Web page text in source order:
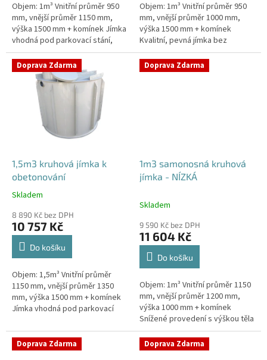
Objem: 1m³ Vnitřní průměr 950
mm, vnější průměr 1150 mm,
výška 1500 mm + komínek Jímka
vhodná pod parkovací stání,
komunikace i terasy Průměr
přítoku specifikujte v...
Objem: 1m³ Vnitřní průměr 950
mm, vnější průměr 1000 mm,
výška 1500 mm + komínek
Kvalitní, pevná jímka bez
potřeby obetonování. Průměr
přítoku specifikujte v...
Doprava Zdarma
1,5m3 kruhová jímka k
obetonování
Průměrné
produktu
je
5,0
hvězdiček.
Skladem
8 890 Kč bez DPH
10 757 Kč
Do košíku
Objem: 1,5m³ Vnitřní průměr
1150 mm, vnější průměr 1350
mm, výška 1500 mm + komínek
Jímka vhodná pod parkovací
Průměr přítoku specifikujte v...
Doprava Zdarma
1m3 samonosná kruhová
jímka - NÍZKÁ
Skladem
9 590 Kč bez DPH
11 604 Kč
Do košíku
Objem: 1m³ Vnitřní průměr 1150
mm, vnější průměr 1200 mm,
výška 1000 mm + komínek
Snížené provedení s výškou těla
pouhý 1m! Kvalitní, pevná jímka
bez potřeby obetonování
Průměr...
Doprava Zdarma Doprava Zdarma